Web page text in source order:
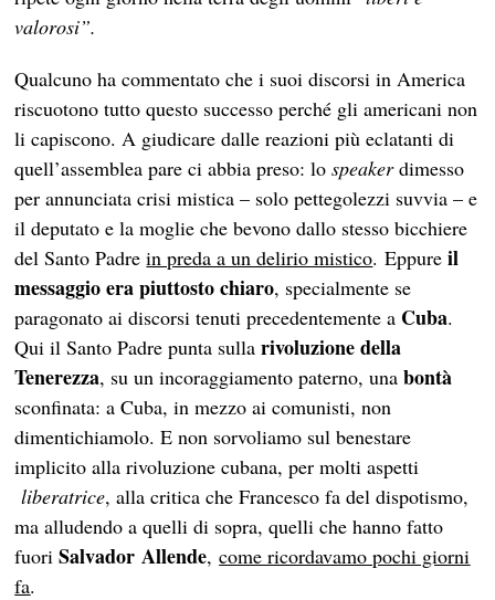
valorosi”.
Qualcuno ha commentato che i suoi discorsi in America
riscuotono tutto questo successo perché gli americani non
li capiscono. A giudicare dalle reazioni più eclatanti di
quell’assemblea pare ci abbia preso: lo speakerdimesso
per annunciata crisi mistica – solo pettegolezzi suvvia – e
il deputato e la moglie che bevono dallo stesso bicchiere
del Santo Padrein preda a un delirio mistico. Eppureil
messaggio era piuttosto chiaro, specialmente se
paragonato ai discorsi tenuti precedentemente a Cuba.
Qui il Santo Padre punta sullarivoluzione della
Tenerezza, su un incoraggiamento paterno, una bontà
sconfinata: a Cuba, in mezzo ai comunisti, non
dimentichiamolo. E non sorvoliamo sul benestare
implicito alla rivoluzione cubana, per molti aspetti
liberatrice, alla critica che Francesco fa del dispotismo,
ma alludendo a quelli di sopra, quelli che hanno fatto
fuoriSalvador Allende, come ricordavamo pochi giorni
fa.